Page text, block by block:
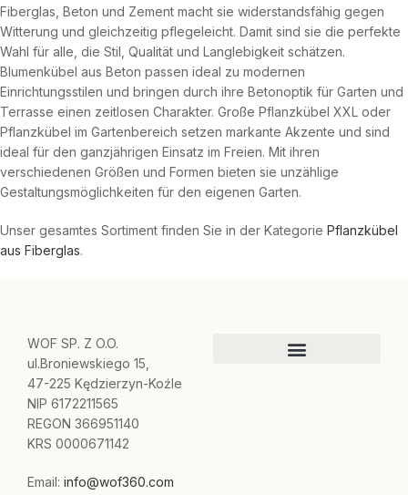
Fiberglas, Beton und Zement macht sie widerstandsfähig gegen
Witterung und gleichzeitig pflegeleicht. Damit sind sie die perfekte
Wahl für alle, die Stil, Qualität und Langlebigkeit schätzen.
Blumenkübel aus Beton passen ideal zu modernen
Einrichtungsstilen und bringen durch ihre Betonoptik für Garten und
Terrasse einen zeitlosen Charakter. Große Pflanzkübel XXL oder
Pflanzkübel im Gartenbereich setzen markante Akzente und sind
ideal für den ganzjährigen Einsatz im Freien. Mit ihren
verschiedenen Größen und Formen bieten sie unzählige
Gestaltungsmöglichkeiten für den eigenen Garten.
Unser gesamtes Sortiment finden Sie in der Kategorie Pflanzkübel
aus Fiberglas.
WOF SP. Z O.O.
ul.Broniewskiego 15,
47-225 Kędzierzyn-Koźle
NIP 6172211565
REGON 366951140
KRS 0000671142
Email: info@wof360.com